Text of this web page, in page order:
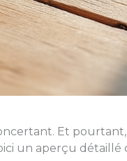
Et pourtant,
un aperçu détaillé